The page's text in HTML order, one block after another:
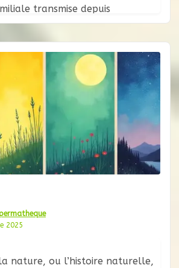
transmise depuis
Shigeatsu Hatakeyama
une invasion d’algues
toxiques transformer ses
sanguinolents,
Les
2025
nature, ou l’histoire naturelle,